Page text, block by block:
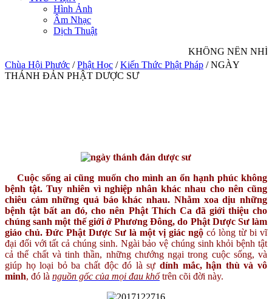
Hình Ảnh
Âm Nhạc
Dịch Thuật
KHÔNG NÊN
Chùa Hội Phước / Phật Học / Kiến Thức Phật Pháp / NGÀY
THÁNH ĐẢN PHẬT DƯỢC SƯ
Cuộc sống ai cũng muốn cho mình an ổn hạnh phúc không
bệnh tật. Tuy nhiên vì nghiệp nhân khác nhau cho nên cũng
chiêu cảm những quả báo khác nhau. Nhằm xoa dịu những
bệnh tật bất an đó, cho nên Phật Thích Ca đã giới thiệu cho
chúng sanh một thế giới ở Phương Đông, do Phật Dược Sư làm
giáo chủ. Đức Phật Dược Sư là một vị giác ngộ có lòng từ bi vĩ
đại đối với tất cả chúng sinh. Ngài bảo vệ chúng sinh khỏi bệnh tật
cả thể chất và tinh thần, những chướng ngại trong cuộc sống, và
giúp họ loại bỏ ba chất độc đó là sự dính mắc, hận thù và vô
minh, đó là nguồn gốc của mọi đau khổtrên cõi đời này.